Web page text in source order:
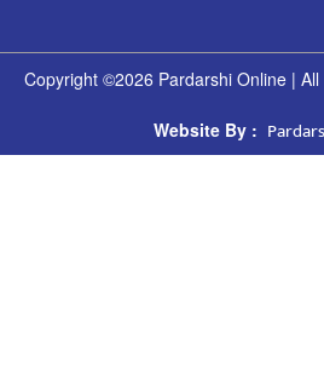
Copyright ©2026 Pardarshi Online |
Website By :